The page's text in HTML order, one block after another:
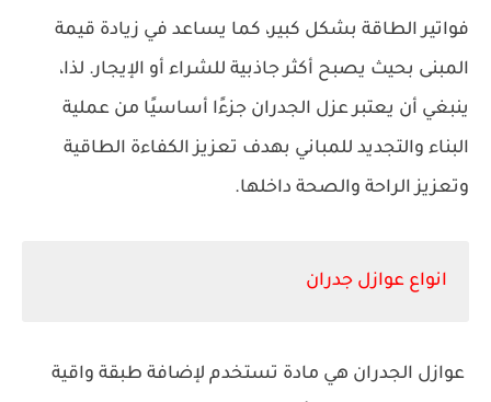
فواتير الطاقة بشكل كبير، كما يساعد في زيادة قيمة
المبنى بحيث يصبح أكثر جاذبية للشراء أو الإيجار. لذا،
ينبغي أن يعتبر عزل الجدران جزءًا أساسيًا من عملية
البناء والتجديد للمباني بهدف تعزيز الكفاءة الطاقية
وتعزيز الراحة والصحة داخلها.
انواع عوازل جدران
عوازل الجدران هي مادة تستخدم لإضافة طبقة واقية